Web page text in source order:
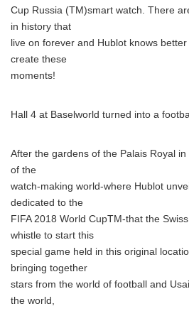
Cup Russia (TM)smart watch. There
in history that
live on forever and Hublot knows
create these
moments!
Hall 4 at Baselworld turned into a
After the gardens of the Palais Royal
of the
watch-making world-where Hublot
dedicated to the
FIFA 2018 World CupTM-that the
whistle to start this
special game held in this original
bringing together
stars from the world of football and
the world,